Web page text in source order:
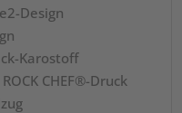
Design
Karostoff
CHEF®-Druck